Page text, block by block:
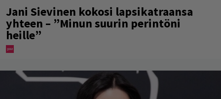
Jani Sievinen kokosi lapsikatraansa
yhteen – ”Minun suurin perintöni
heille”